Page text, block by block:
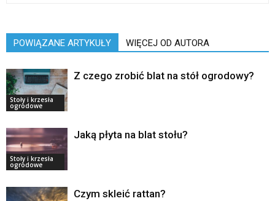
POWIĄZANE ARTYKUŁY WIĘCEJ OD AUTORA
Stoły i krzesła
ogrodowe
Z czego zrobić blat na stół ogrodowy?
Stoły i krzesła
ogrodowe
Jaką płyta na blat stołu?
Czym skleić rattan?